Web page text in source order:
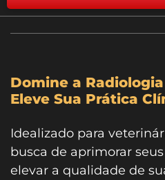
Domine a
Eleve Sua Prática
Idealizado para
busca de aprimorar
elevar a qualidade de